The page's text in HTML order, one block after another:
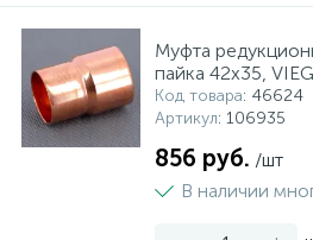
Муфта
пайка 42х35,
Код товара: 46624
Артикул: 106935
856 руб. /шт
В наличии